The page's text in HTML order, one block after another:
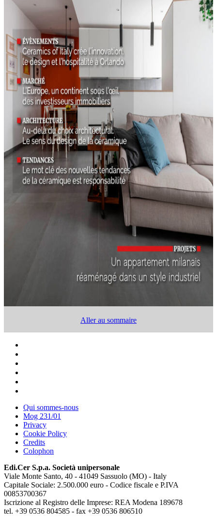
Aller au sommaire
Qui sommes-nous
Mog 231/01
Privacy
Cookie Policy
Credits
Colophon
Edi.Cer S.p.a. Società unipersonale
Viale Monte Santo, 40 - 41049 Sassuolo (MO) - Italy
Capitale Sociale: 2.500.000 euro - Codice fiscale e P.IVA
00853700367
Iscrizione al Registro delle Imprese: REA Modena 189678
tel. +39 0536 804585 - fax +39 0536 806510